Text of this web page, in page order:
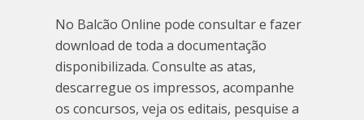
No Balcão Online pode consultar e fazer
download de toda a documentação
disponibilizada. Consulte as atas,
descarregue os impressos, acompanhe
os concursos, veja os editais, pesquise a